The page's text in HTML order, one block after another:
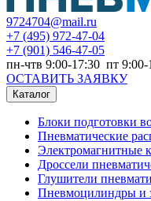
9724704@mail.ru
+7 (495) 972-47-04
+7 (901) 546-47-05
пн-чтв 9:00-17:30 пт 9:00-
ОСТАВИТЬ ЗАЯВКУ
Каталог
Блоки подготовки
Пневматические
Электромагнитные
Дроссели
Глушители
Пневмоцилиндры и